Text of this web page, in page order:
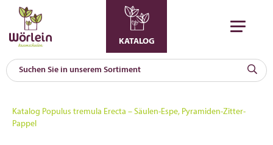
KATALOG
Katalog Populus tremula Erecta – Säulen-Espe, Pyramiden-Zitter-
Pappel